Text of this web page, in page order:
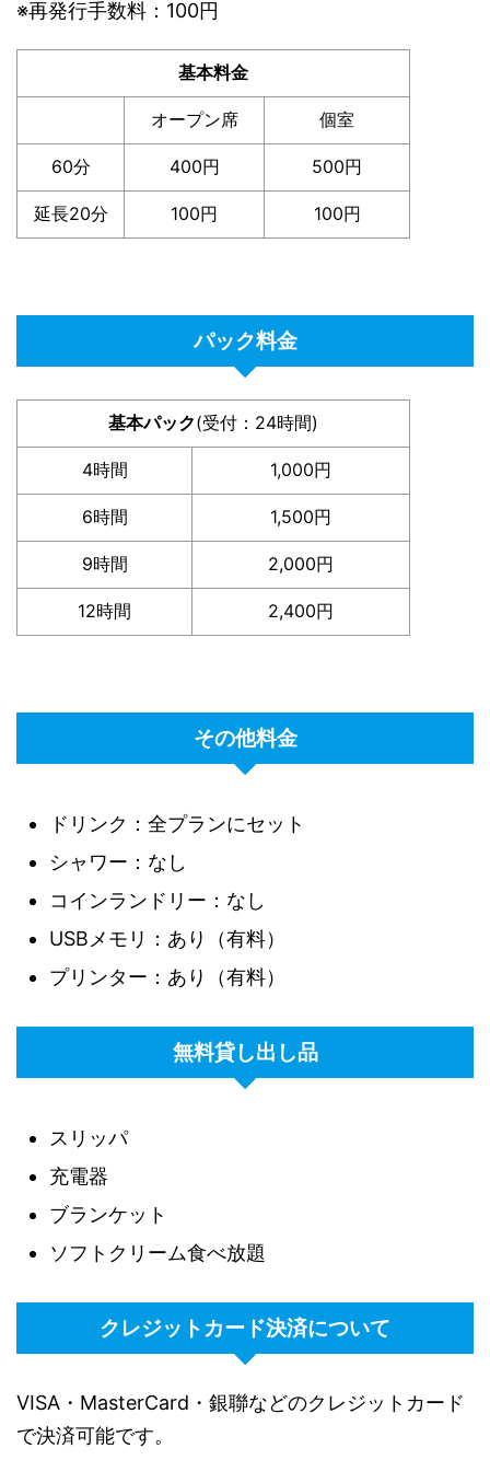
※再発行手数料：100円
基本料金
オープン席 個室
60分 400円 500円
延長20分 100円 100円
パック料金
基本パック(受付：24時間)
4時間 1,000円
6時間 1,500円
9時間 2,000円
12時間 2,400円
その他料金
ドリンク：全プランにセット
シャワー：なし
コインランドリー：なし
USBメモリ：あり（有料）
プリンター：あり（有料）
無料貸し出し品
スリッパ
充電器
ブランケット
ソフトクリーム食べ放題
クレジットカード決済について
VISA・MasterCard・銀聯などのクレジットカード
で決済可能です。